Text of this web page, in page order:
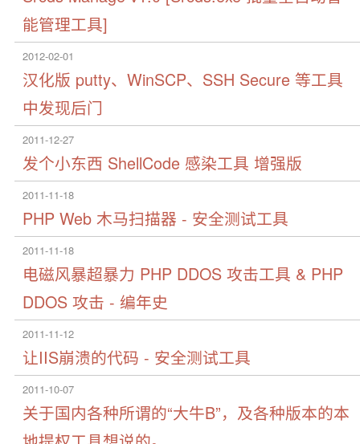
能管理工具]
2012-02-01
汉化版 putty、WinSCP、SSH Secure 等工具
中发现后门
2011-12-27
发个小东西 ShellCode 感染工具 增强版
2011-11-18
PHP Web 木马扫描器 - 安全测试工具
2011-11-18
电磁风暴超暴力 PHP DDOS 攻击工具 & PHP
DDOS 攻击 - 编年史
2011-11-12
让IIS崩溃的代码 - 安全测试工具
2011-10-07
关于国内各种所谓的“大牛B”，及各种版本的本